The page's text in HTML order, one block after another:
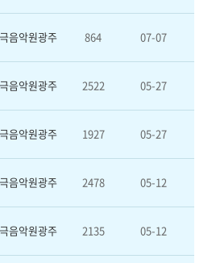
음악원광주 864 07-07
음악원광주 2522 05-27
음악원광주 1927 05-27
음악원광주 2478 05-12
음악원광주 2135 05-12